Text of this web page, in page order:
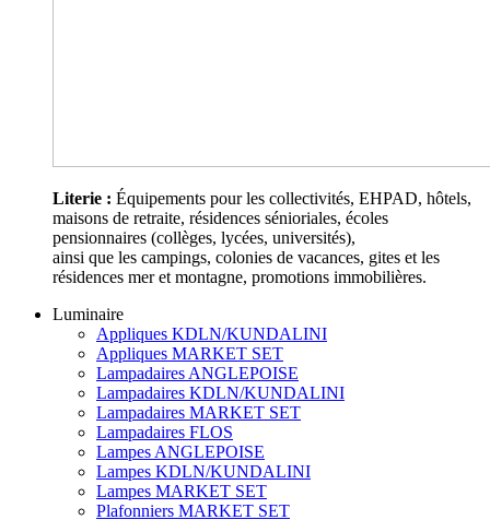
Literie : Équipements pour les collectivités, EHPAD, hôtels,
maisons de retraite, résidences sénioriales, écoles
pensionnaires (collèges, lycées, universités),
ainsi que les campings, colonies de vacances, gites et les
résidences mer et montagne, promotions immobilières.
Luminaire
Appliques KDLN/KUNDALINI
Appliques MARKET SET
Lampadaires ANGLEPOISE
Lampadaires KDLN/KUNDALINI
Lampadaires MARKET SET
Lampadaires FLOS
Lampes ANGLEPOISE
Lampes KDLN/KUNDALINI
Lampes MARKET SET
Plafonniers MARKET SET